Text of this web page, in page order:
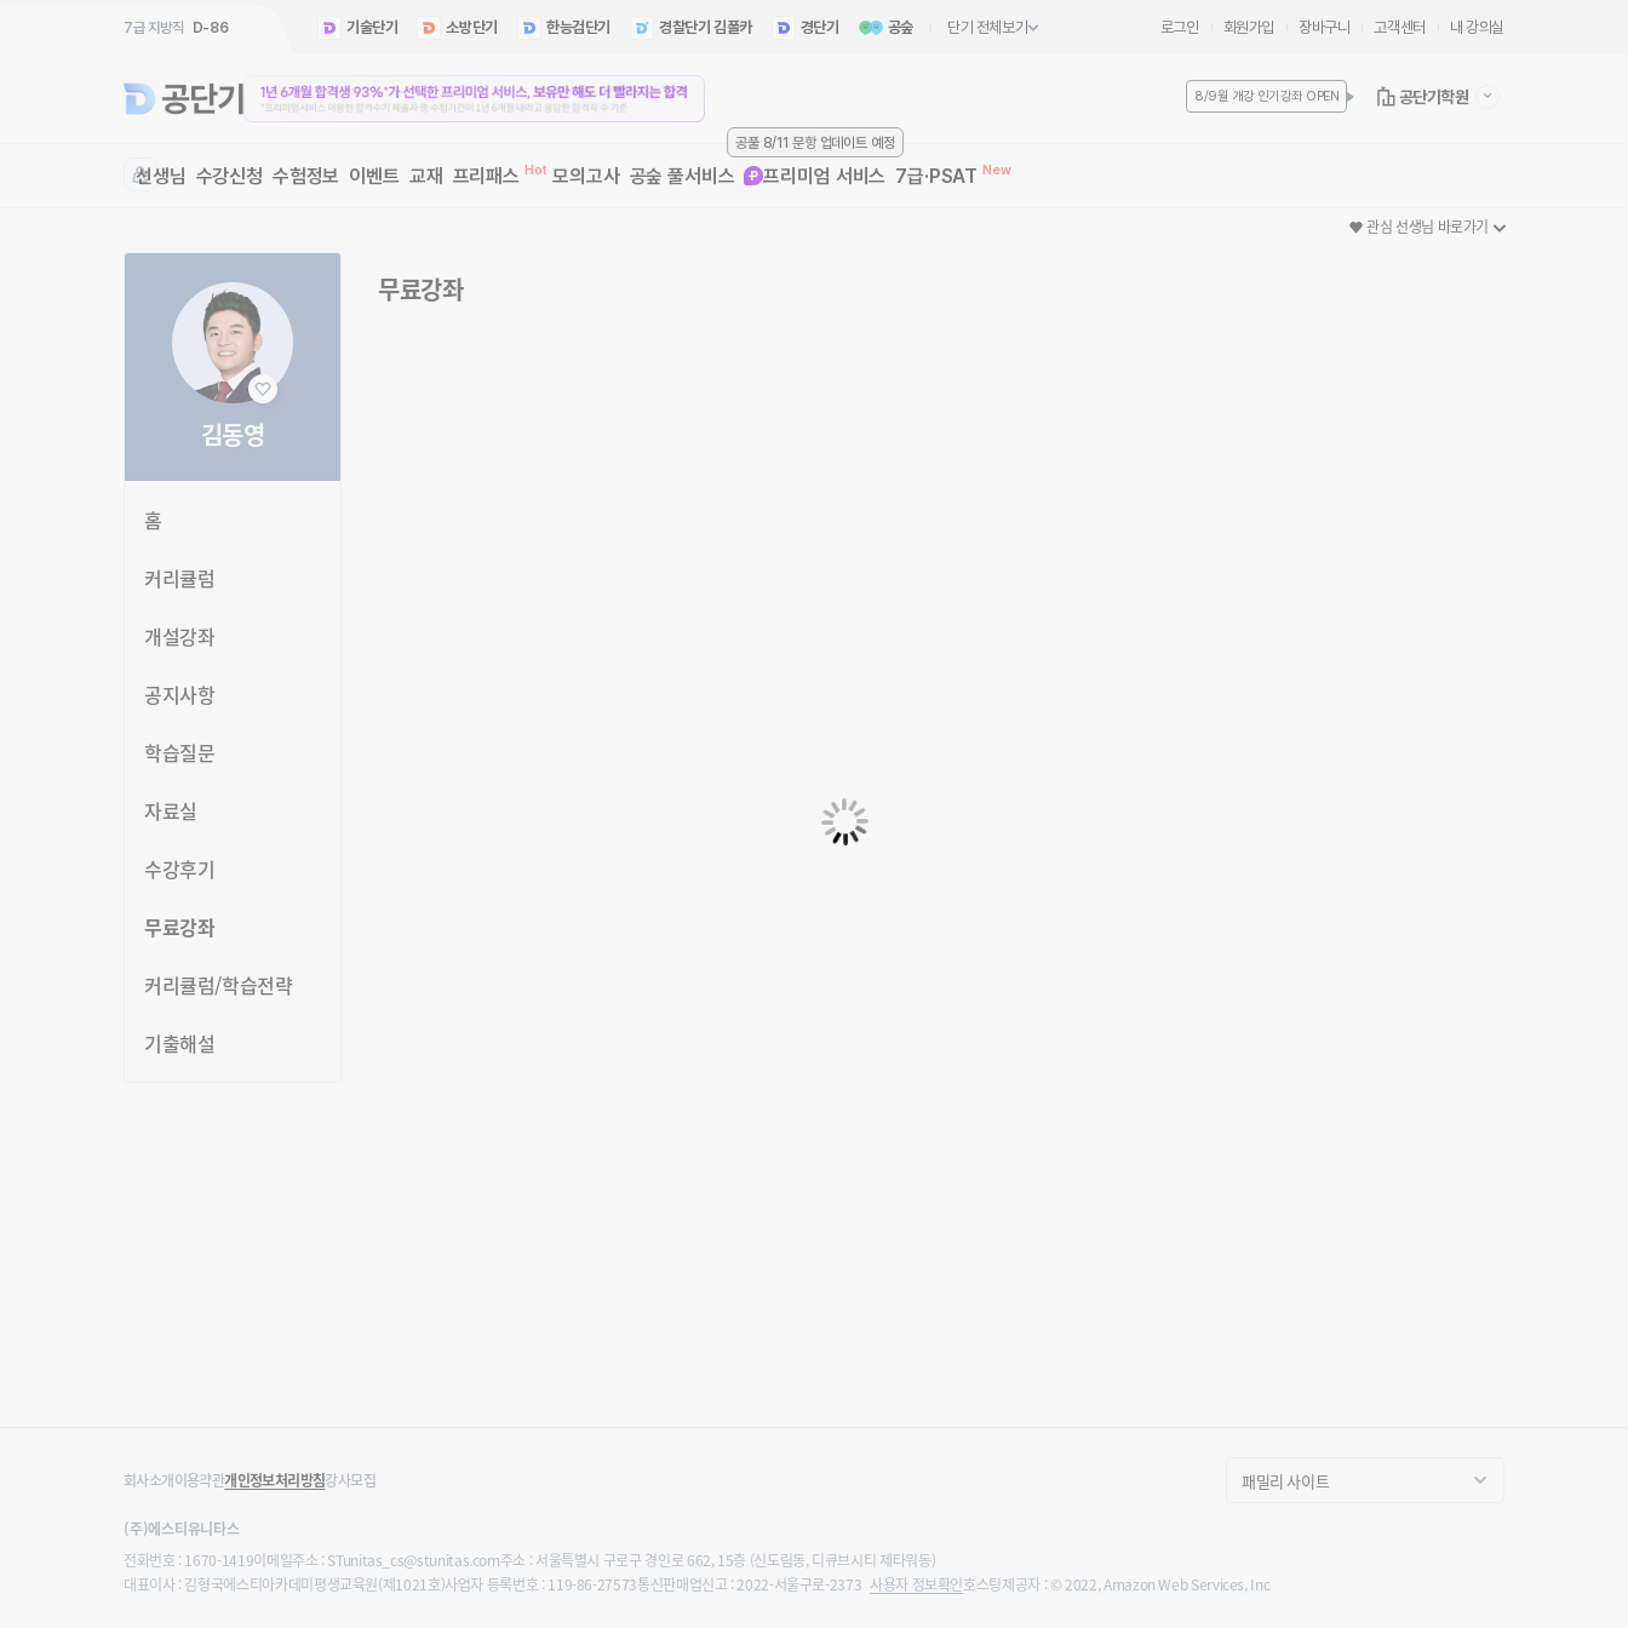
7급 지방직 D-86 기술단기 소방단기 한능검단기 경찰단기 김폴카 경단기 공숲 단기 전체보기 로그인 회원가입 장바구니 고객센터 내 강의실
8/9월 개강 인기강좌 OPEN 공단기학원
선생님 수강신청 수험정보 이벤트 교재 프리패스 모의고사 공숲 풀서비스 프리미엄 서비스
공풀 8/11 문항 업데이트 예정
7급·PSAT
관심 선생님 바로가기
김동영
홈
커리큘럼
개설강좌
공지사항
학습질문
자료실
수강후기
무료강좌
커리큘럼/학습전략
기출해설
무료강좌
회사소개이용약관개인정보처리방침강사모집
(주)에스티유니타스
전화번호 : 1670-1419이메일주소 : STunitas_cs@stunitas.com주소 : 서울특별시 구로구 경인로 662, 15층 (신도림동, 디큐브시티 제타워동)
대표이사 : 김형국에스티아카데미평생교육원(제1021호)사업자 등록번호 : 119-86-27573통신판매업신고 : 2022-서울구로-2373 사용자 정보확인호스팅제공자 : © 2022, Amazon Web Services, Inc